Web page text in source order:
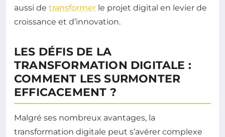
aussi de transformer le projet digital en levier de
croissance et d’innovation.
LES DÉFIS DE LA
TRANSFORMATION DIGITALE :
COMMENT LES SURMONTER
EFFICACEMENT ?
Malgré ses nombreux avantages, la
transformation digitale peut s’avérer complexe